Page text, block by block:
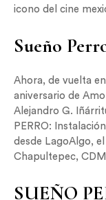
icono del cine
Sueño
Ahora, de vuelta
aniversario de
Alejandro G.
PERRO:
desde LagoAlgo,
Chapultepec,
SUEÑO